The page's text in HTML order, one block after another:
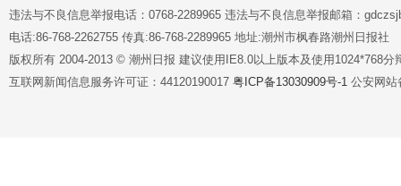
违法与不良信息举报电话：0768-2289965 违法与不良信息举报邮箱：
电话:86-768-2262755 传真:86-768-2289965 地址:潮州市枫春路潮州日报社
版权所有 2004-2013 © 潮州日报 建议使用IE8.0以上版本及使用1024*768分
互联网新闻信息服务许可证：44120190017 粤ICP备13030909号-1 公安网站